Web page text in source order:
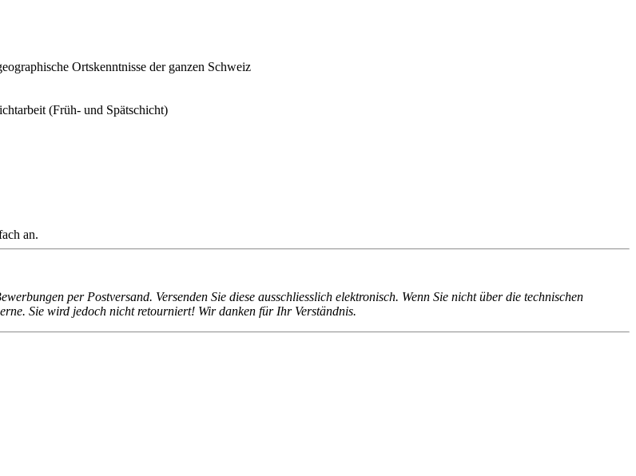
Ortskenntnisse der ganzen Schweiz
(Früh- und Spätschicht)
an.
per Postversand. Versenden Sie diese ausschliesslich elektronisch. Wenn Sie nicht über die technischen
Sie wird jedoch nicht retourniert! Wir danken für Ihr Verständnis.